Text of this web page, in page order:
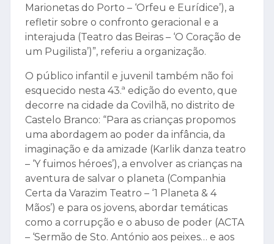
Marionetas do Porto – ‘Orfeu e Eurídice’), a
refletir sobre o confronto geracional e a
interajuda (Teatro das Beiras – ‘O Coração de
um Pugilista’)”, referiu a organização.
O público infantil e juvenil também não foi
esquecido nesta 43.ª edição do evento, que
decorre na cidade da Covilhã, no distrito de
Castelo Branco: “Para as crianças propomos
uma abordagem ao poder da infância, da
imaginação e da amizade (Karlik danza teatro
– ‘Y fuimos héroes’), a envolver as crianças na
aventura de salvar o planeta (Companhia
Certa da Varazim Teatro – ‘1 Planeta & 4
Mãos’) e para os jovens, abordar temáticas
como a corrupção e o abuso de poder (ACTA
– ‘Sermão de Sto. António aos peixes… e aos